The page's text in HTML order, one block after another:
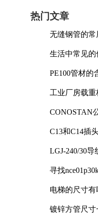
热门文章
无缝钢管的
生活中常见
PE100管材的
工业厂房载
CONOSTAN
C13和C14插
LGJ-240/30
寻找
电梯的尺寸有
镀锌方管尺